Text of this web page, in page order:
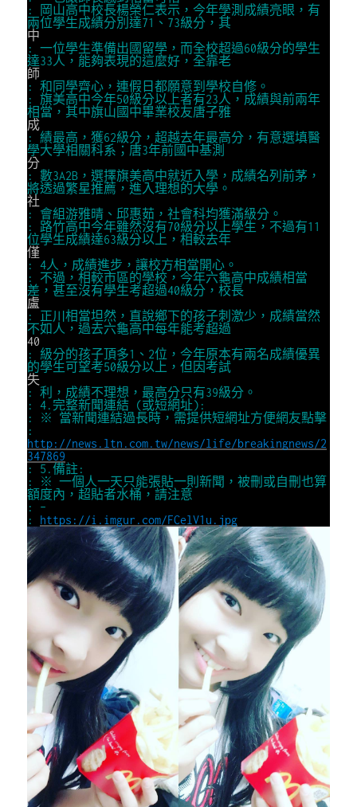
: 岡山高中校長楊榮仁表示，今年學測成績亮眼，有
兩位學生成績分別達71、73級分，其
中
: 一位學生準備出國留學，而全校超過60級分的學生
達33人，能夠表現的這麼好，全靠老
師
: 和同學齊心，連假日都願意到學校自修。
: 旗美高中今年50級分以上者有23人，成績與前兩年
相當，其中旗山國中畢業校友唐子雅
成
: 績最高，獲62級分，超越去年最高分，有意選填醫
學大學相關科系；唐3年前國中基測
分
: 數3A2B，選擇旗美高中就近入學，成績名列前茅，
將透過繁星推薦，進入理想的大學。
社
: 會組游雅晴、邱惠茹，社會科均獲滿級分。
: 路竹高中今年雖然沒有70級分以上學生，不過有11
位學生成績達63級分以上，相較去年
僅
: 4人，成績進步，讓校方相當開心。
: 不過，相較市區的學校，今年六龜高中成績相當
差，甚至沒有學生考超過40級分，校長
盧
: 正川相當坦然，直說鄉下的孩子刺激少，成績當然
不如人，過去六龜高中每年能考超過
40
: 級分的孩子頂多1、2位，今年原本有兩名成績優異
的學生可望考50級分以上，但因考試
失
: 利，成績不理想，最高分只有39級分。
: 4.完整新聞連結 (或短網址):
: ※ 當新聞連結過長時，需提供短網址方便網友點擊
:
http://news.ltn.com.tw/news/life/breakingnews/2
347869
: 5.備註:
: ※ 一個人一天只能張貼一則新聞，被刪或自刪也算
額度內，超貼者水桶，請注意
: –
: https://i.imgur.com/FCelV1u.jpg